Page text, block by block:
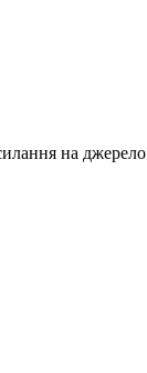
на джерело